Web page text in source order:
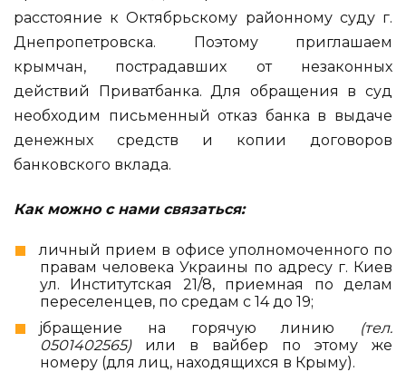
расстояние к Октябрьскому районному суду г.
Днепропетровска. Поэтому приглашаем
крымчан, пострадавших от незаконных
действий Приватбанка. Для обращения в суд
необходим письменный отказ банка в выдаче
денежных средств и копии договоров
банковского вклада.
Как можно с нами связаться:
личный прием в офисе уполномоченного по
правам человека Украины по адресу г. Киев
ул. Институтская 21/8, приемная по делам
переселенцев, по средам с 14 до 19;
jбращение на горячую линию
(тел.
0501402565)или в вайбер по этому же
номеру (для лиц, находящихся в Крыму).